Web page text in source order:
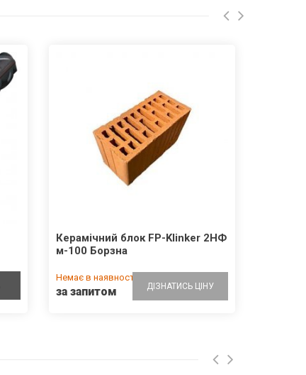
Керамічний блок FP-Klinker 2НФ
м-100 Борзна
Немає в наявності
за запитом ДІЗНАТИСЬ ЦІНУ